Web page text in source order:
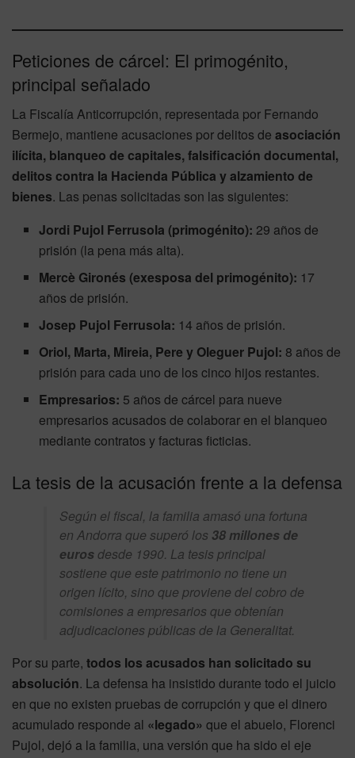
Peticiones de cárcel: El primogénito,
principal señalado
La Fiscalía Anticorrupción, representada por Fernando
Bermejo, mantiene acusaciones por delitos de asociación
ilícita, blanqueo de capitales, falsificación documental,
delitos contra la Hacienda Pública y alzamiento de
bienes. Las penas solicitadas son las siguientes:
Jordi Pujol Ferrusola (primogénito): 29 años de
prisión (la pena más alta).
Mercè Gironés (exesposa del primogénito): 17
años de prisión.
Josep Pujol Ferrusola: 14 años de prisión.
Oriol, Marta, Mireia, Pere y Oleguer Pujol: 8 años de
prisión para cada uno de los cinco hijos restantes.
Empresarios: 5 años de cárcel para nueve
empresarios acusados de colaborar en el blanqueo
mediante contratos y facturas ficticias.
La tesis de la acusación frente a la defensa
Según el fiscal, la familia amasó una fortuna
en Andorra que superó los 38 millones de
euros desde 1990. La tesis principal
sostiene que este patrimonio no tiene un
origen lícito, sino que proviene del cobro de
comisiones a empresarios que obtenían
adjudicaciones públicas de la Generalitat.
Por su parte, todos los acusados han solicitado su
absolución. La defensa ha insistido durante todo el juicio
en que no existen pruebas de corrupción y que el dinero
acumulado responde al «legado» que el abuelo, Florenci
Pujol, dejó a la familia, una versión que ha sido el eje